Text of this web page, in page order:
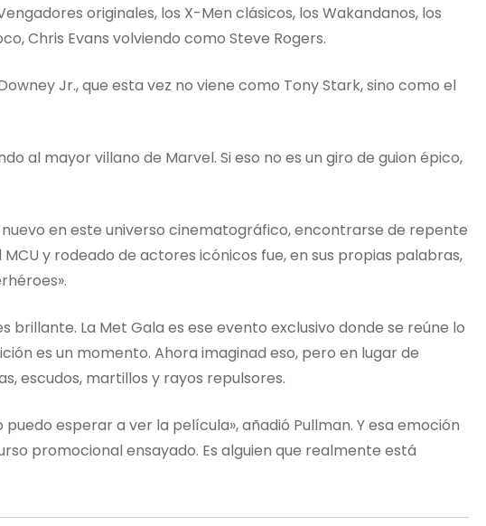
originales, los X-Men clásicos, los Wakandanos, los
Chris Evans volviendo como Steve Rogers.
Jr., que esta vez no viene como Tony Stark, sino como el
al mayor villano de Marvel. Si eso no es un giro de guion épico,
en este universo cinematográfico, encontrarse de repente
y rodeado de actores icónicos fue, en sus propias palabras,
brillante. La Met Gala es ese evento exclusivo donde se reúne lo
es un momento. Ahora imaginad eso, pero en lugar de
escudos, martillos y rayos repulsores.
esperar a ver la película», añadió Pullman. Y esa emoción
promocional ensayado. Es alguien que realmente está